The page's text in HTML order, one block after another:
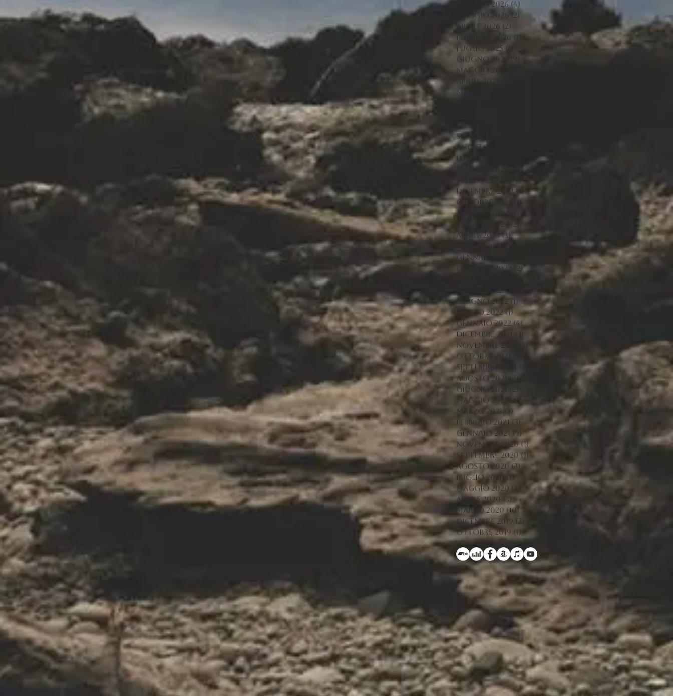
giugno 2026 (4)
maggio 2026
(2) 2 post
aprile 2026 (2)
febbraio 2026 (1) 1 post
luglio 2025 (1)
giugno 2025
(9)
maggio 2025
aprile 2025
marzo 2025
settembre 2024
agosto 2024
luglio 2024
2 post
maggio 2024
3 post
marzo 2024
(3)3 post
dicembre 2023 (1)
1 post
ottobre 2023
(1)
agosto 2023
maggio 2023
(2)
aprile 2023 (3) 3 post
marzo 2023
gennaio 2023
ottobre 2022
(2)2 post
luglio 2022 (1)
giugno 2022 (1) 1 post
marzo 2022 (1)1 post
gennaio 2022 (4)4 post
dicembre 2021 (3)
3 post
novembre 2021
(2)
2 post
ottobre 2021
2 post
settembre 2021
agosto 2021
(2)
giugno 2021
(2)
maggio 2021
(2)
marzo 2021 (3) 3 post
febbraio 2021 (3) 3 post
gennaio 2021 (9)9 post
novembre 2020 (1)1 post
settembre 2020 (1)
agosto 2020 (3)3 post
luglio 2020
(1)
maggio 2020 (4)
4 post
aprile 2020 (3) 3 post
marzo 2020 (10)
dicembre 2019 (2)
ottobre 2019 (1) 1 post